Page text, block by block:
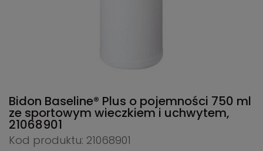
Bidon Baseline® Plus o pojemności 750 ml
ze sportowym wieczkiem i uchwytem,
21068901
Kod produktu: 21068901